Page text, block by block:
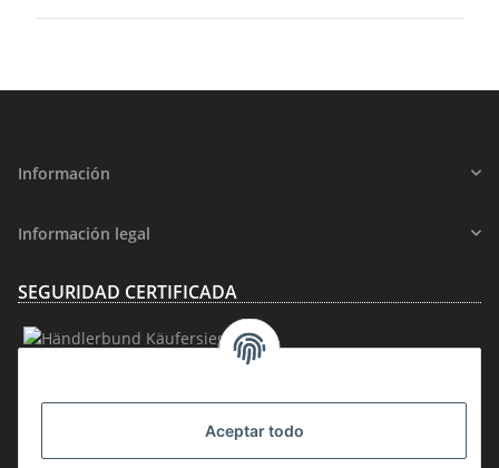
Aceptar todo
Información
Información legal
SEGURIDAD CERTIFICADA